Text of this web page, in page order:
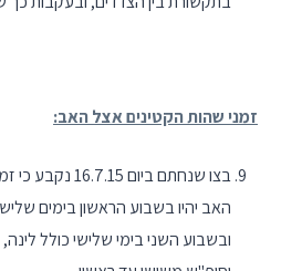
זמני שהות הקטינים אצל האב:
בצו שנחתם ביום
האב יהיו בשבוע הראשון בימים